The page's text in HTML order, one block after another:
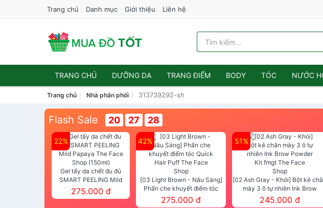
Trang chủ Danh mục Giới thiệu Liên hệ
TRANG CHỦ DƯỠNG DA TRANG ĐIỂM BODY TÓC NƯỚC
Trang chủ Nhà phân phối 313739292-sh
Flash Sale 20 27 28
22%
Gel tẩy da chết đu đủ
SMART PEELING Mild
Papaya The Face Shop
(150ml)
275.000 đ
42%
[03 Light Brown - Nâu Sáng]
Phấn che khuyết điểm tóc
Quick Hair Puff The Face Shop
275.000 đ
51%
[02 Ash Gray - Khói] Bột kẻ
mày 3 ô tự nhiên Ink Brow
Powder Kit fmgt The Face Shop
245.000 đ